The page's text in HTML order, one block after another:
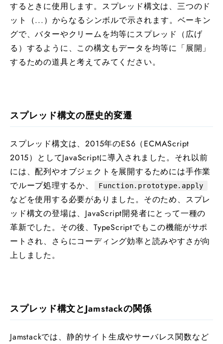
するときに使用します。スプレッド構文は、三つのド
ット（...）からなるシンボルで示されます。ベーキン
グで、バターやクリームを均等にスプレッド（広げ
る）するように、この構文もデータを均等に「展開」
するための道具と考えてみてください。
スプレッド構文の歴史的変遷
スプレッド構文は、2015年のES6（ECMAScript
2015）としてJavaScriptに導入されました。それ以前
には、配列やオブジェクトを展開するためには手作業
でループ処理するか、
Function.prototype.apply
などを使用する必要がありました。そのため、スプレ
ッド構文の登場は、JavaScript開発者にとって一種の
革新でした。その後、TypeScriptでもこの機能がサポ
ートされ、さらにコーディング効率と読みやすさが向
上しました。
スプレッド構文とJamstackの関係
Jamstackでは、静的サイト生成やサーバレス関数など